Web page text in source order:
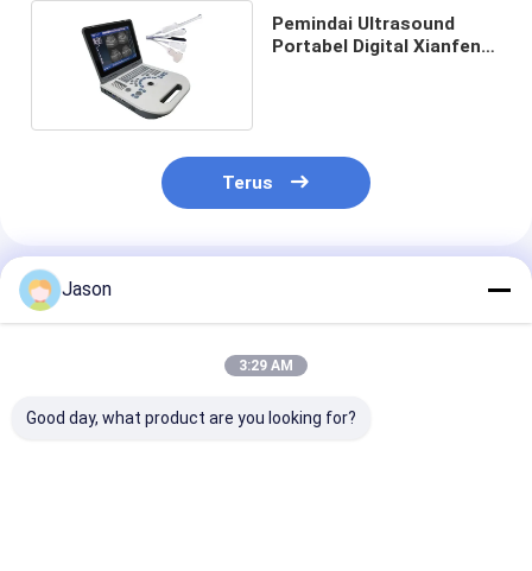
Pemindai Ultrasound
Portabel Digital Xianfeng
Terus
Rekomendasi Produk
Jason
3:29 AM
Good day, what product are you looking for?